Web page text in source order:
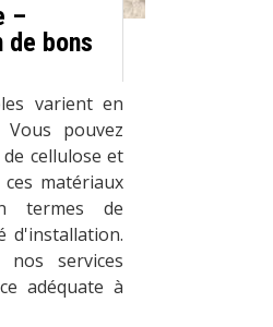
–
de bons
varient en
pouvez
cellulose et
matériaux
termes de
d'installation.
services
adéquate à